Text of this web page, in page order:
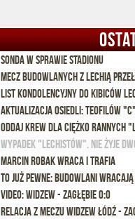
Sonda w sprawie stadionu
Mecz Budowlanych z Lechią
List kondolencyjny do kibiców
Aktualizacja osiedli: Teofilów
Oddaj krew dla ciężko rannych
Wypadek "Lechistów". Nie żyje
Marcin Robak wraca i trafia
To już pewne: Budowlani wracają
Video: Widzew - Zagłębie 0:0
Relacja z meczu Widzew Łódź -